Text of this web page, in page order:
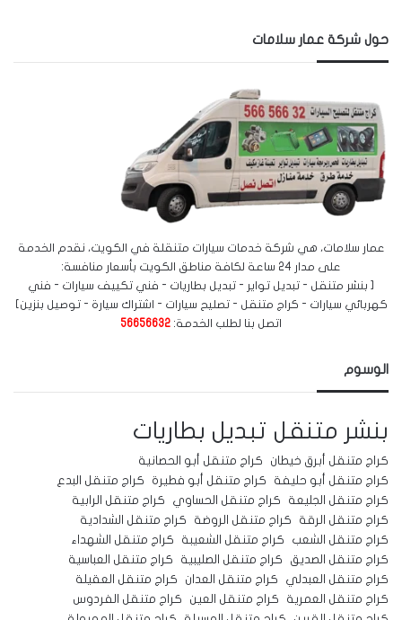
حول شركة عمار سلامات
عمار سلامات، هي شركة خدمات سيارات متنقلة في الكويت، نقدم الخدمة
على مدار 24 ساعة لكافة مناطق الكويت بأسعار منافسة:
[ بنشر متنقل - تبديل تواير - تبديل بطاريات - فني تكييف سيارات - فني
كهربائي سيارات - كراج متنقل - تصليح سيارات - اشتراك سيارة - توصيل بنزين]
اتصل بنا لطلب الخدمة: 56656632
الوسوم
بنشر متنقل تبديل بطاريات
كراج متنقل أبرق خيطان
كراج متنقل أبو الحصانية
كراج متنقل أبو حليفة
كراج متنقل أبو فطيرة
كراج متنقل البدع
كراج متنقل الجليعة
كراج متنقل الحساوي
كراج متنقل الرابية
كراج متنقل الرقة
كراج متنقل الروضة
كراج متنقل الشدادية
كراج متنقل الشعب
كراج متنقل الشعيبة
كراج متنقل الشهداء
كراج متنقل الصديق
كراج متنقل الصليبية
كراج متنقل العباسية
كراج متنقل العبدلي
كراج متنقل العدان
كراج متنقل العقيلة
كراج متنقل العمرية
كراج متنقل العين
كراج متنقل الفردوس